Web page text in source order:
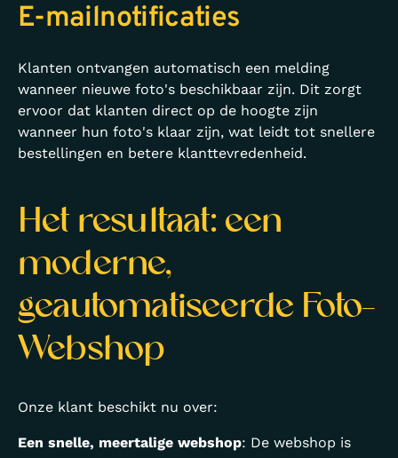
E-mailnotificaties
Klanten ontvangen automatisch een melding
wanneer nieuwe foto's beschikbaar zijn. Dit zorgt
ervoor dat klanten direct op de hoogte zijn
wanneer hun foto's klaar zijn, wat leidt tot snellere
bestellingen en betere klanttevredenheid.
Het resultaat: een
moderne,
geautomatiseerde Foto-
Webshop
Onze klant beschikt nu over:
Een snelle, meertalige webshop: De webshop is